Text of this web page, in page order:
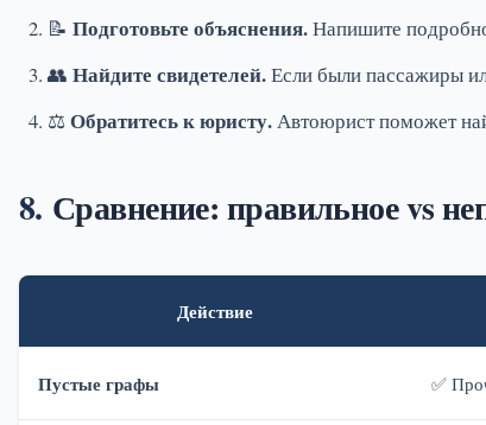
📝 Подготовьте объяснения.Напишите
👥 Найдите свидетелей.Если были пассажиры
⚖️ Обратитесь к юристу.Автоюрист поможет
Сравнение: правильное vs
Действие
Пустые графы ✅